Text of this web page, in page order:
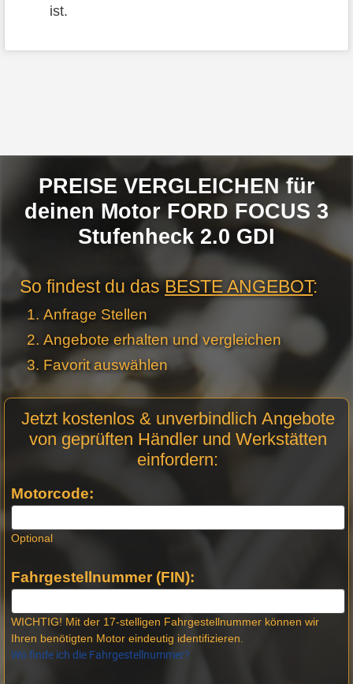
ist.
PREISE VERGLEICHEN für
deinen Motor FORD FOCUS 3
Stufenheck 2.0 GDI
So findest du dasBESTE ANGEBOT:
Anfrage Stellen
Angebote erhalten und vergleichen
Favorit auswählen
Anfrage
Stellen -
Jetzt kostenlos & unverbindlich Angebote
von geprüften Händler und Werkstätten
einfordern:
Motorcode:
Optional
Fahrgestellnummer (FIN):
WICHTIG! Mit der 17-stelligen Fahrgestellnummer können wir
Ihren benötigten Motor eindeutig identifizieren.
Wo finde ich die Fahrgestellnummer?